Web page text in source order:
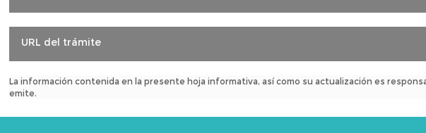
URL del trámite
La información contenida en la presente hoja informativa, así como su actualización es
emite.